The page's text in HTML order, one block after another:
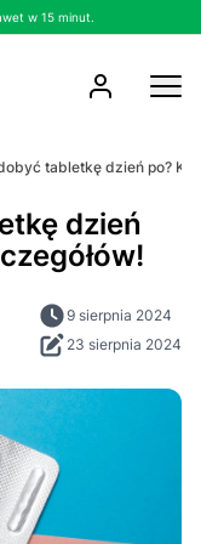
w 15 minut.
tabletkę dzień po?
dzień
9 sierpnia 2024
23 sierpnia 2024